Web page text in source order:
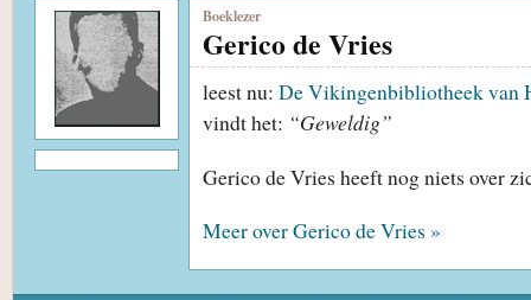
Boeklezer
Gerico de Vries
leest nu: De Vikingenbibliotheek van
vindt het: “Geweldig”
Gerico de Vries heeft nog niets over
Meer over Gerico de Vries »